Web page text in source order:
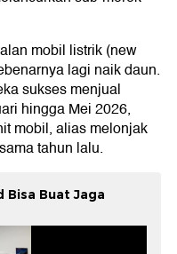
mobil listrik (new
lagi naik daun.
sukses menjual
hingga Mei 2026,
mobil, alias melonjak
tahun lalu.
Bisa Buat Jaga